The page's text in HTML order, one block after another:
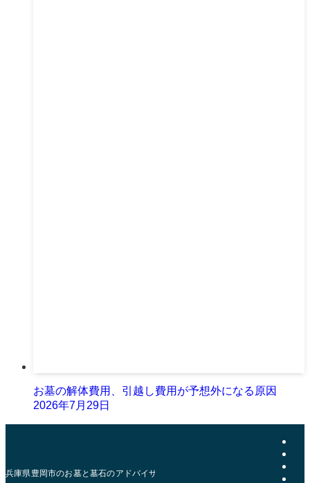
お墓の解体費用、引越し費用が予想外になる原因
2026年7月29日
兵庫県豊岡市のお墓と墓石のアドバイザー | おおきた石材店